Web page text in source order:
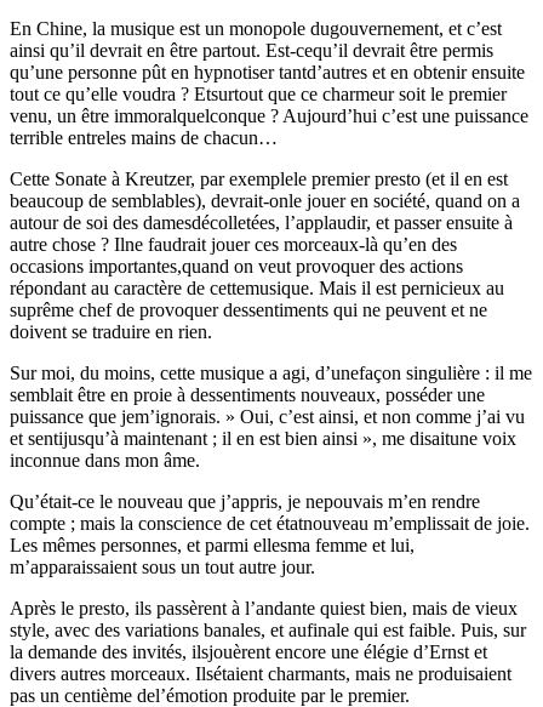
En Chine, la musique est un monopole dugouvernement, et c’est
ainsi qu’il devrait en être partout. Est-cequ’il devrait être permis
qu’une personne pût en hypnotiser tantd’autres et en obtenir ensuite
tout ce qu’elle voudra ? Etsurtout que ce charmeur soit le premier
venu, un être immoralquelconque ? Aujourd’hui c’est une puissance
terrible entreles mains de chacun…
Cette Sonate à Kreutzer, par exemplele premier presto (et il en est
beaucoup de semblables), devrait-onle jouer en société, quand on a
autour de soi des damesdécolletées, l’applaudir, et passer ensuite à
autre chose ? Ilne faudrait jouer ces morceaux-là qu’en des
occasions importantes,quand on veut provoquer des actions
répondant au caractère de cettemusique. Mais il est pernicieux au
suprême chef de provoquer dessentiments qui ne peuvent et ne
doivent se traduire en rien.
Sur moi, du moins, cette musique a agi, d’unefaçon singulière : il me
semblait être en proie à dessentiments nouveaux, posséder une
puissance que jem’ignorais. » Oui, c’est ainsi, et non comme j’ai vu
et sentijusqu’à maintenant ; il en est bien ainsi », me disaitune voix
inconnue dans mon âme.
Qu’était-ce le nouveau que j’appris, je nepouvais m’en rendre
compte ; mais la conscience de cet étatnouveau m’emplissait de joie.
Les mêmes personnes, et parmi ellesma femme et lui,
m’apparaissaient sous un tout autre jour.
Après le presto, ils passèrent à l’andante quiest bien, mais de vieux
style, avec des variations banales, et aufinale qui est faible. Puis, sur
la demande des invités, ilsjouèrent encore une élégie d’Ernst et
divers autres morceaux. Ilsétaient charmants, mais ne produisaient
pas un centième del’émotion produite par le premier.